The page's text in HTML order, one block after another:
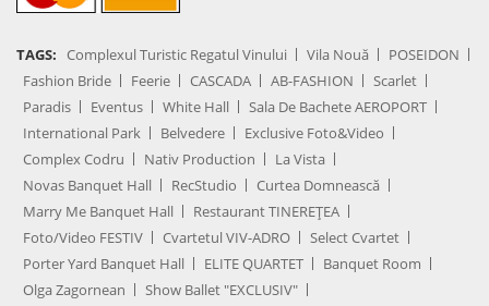
TAGS: Complexul Turistic Regatul Vinului Vila Nouă
POSEIDON
Fashion Bride
Feerie CASCADA AB-FASHION
Scarlet
Paradis
Eventus White Hall
Sala De Bachete AEROPORT
International Park
Belvedere
Exclusive Foto&Video
Complex Codru
Nativ Production
La Vista
Novas Banquet Hall
RecStudio
Curtea Domnească
Marry Me Banquet Hall
Restaurant TINEREȚEA
Foto/Video FESTIV
Cvartetul VIV-ADRO
Select Cvartet
Porter Yard Banquet Hall
ELITE QUARTET
Banquet Room
Olga Zagornean
Show Ballet "EXCLUSIV"